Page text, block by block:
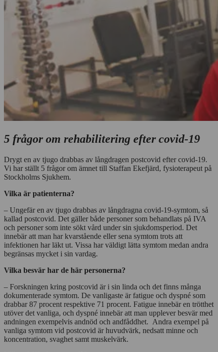
5 frågor om rehabilitering efter covid-19
Drygt en av tjugo drabbas av långdragen postcovid efter covid-19.
Vi har ställt 5 frågor om ämnet till Staffan Ekefjärd, fysioterapeut på
Stockholms Sjukhem.
Vilka är patienterna?
– Ungefär en av tjugo drabbas av långdragna covid-19-symtom, så
kallad postcovid. Det gäller både personer som behandlats på IVA
och personer som inte sökt vård under sin sjukdomsperiod. Det
innebär att man har kvarstående eller sena symtom trots att
infektionen har läkt ut. Vissa har väldigt lätta symtom medan andra
begränsas mycket i sin vardag.
Vilka besvär har de här personerna?
– Forskningen kring postcovid är i sin linda och det finns många
dokumenterade symtom. De vanligaste är fatigue och dyspné som
drabbar 87 procent respektive 71 procent. Fatigue innebär en trötthet
utöver det vanliga, och dyspné innebär att man upplever besvär med
andningen exempelvis andnöd och andfåddhet. Andra exempel på
vanliga symtom vid postcovid är huvudvärk, nedsatt minne och
koncentration, svaghet samt muskelvärk.